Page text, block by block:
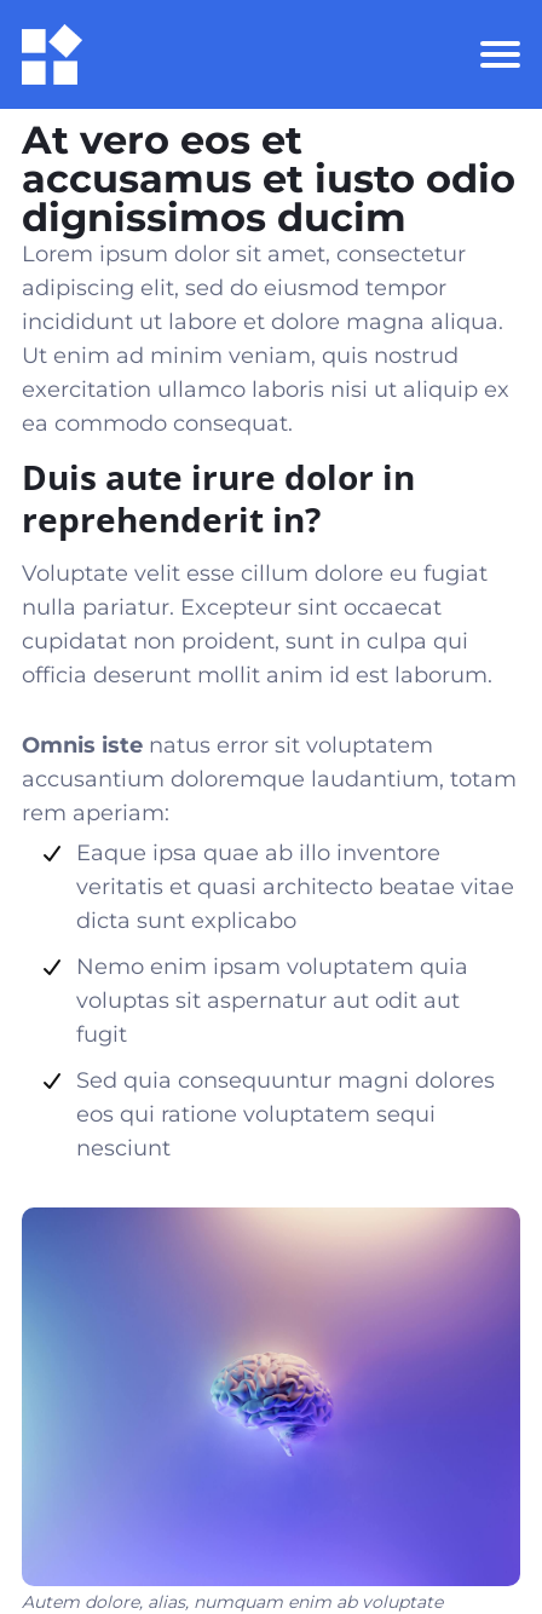
At vero eos et
accusamus et iusto odio
dignissimos ducim
Lorem ipsum dolor sit amet, consectetur
adipiscing elit, sed do eiusmod tempor
incididunt ut labore et dolore magna aliqua.
Ut enim ad minim veniam, quis nostrud
exercitation ullamco laboris nisi ut aliquip ex
ea commodo consequat.
Duis aute irure dolor in
reprehenderit in?
Voluptate velit esse cillum dolore eu fugiat
nulla pariatur. Excepteur sint occaecat
cupidatat non proident, sunt in culpa qui
officia deserunt mollit anim id est laborum.
Omnis iste natus error sit voluptatem
accusantium doloremque laudantium, totam
rem aperiam:
Eaque ipsa quae ab illo inventore
veritatis et quasi architecto beatae vitae
dicta sunt explicabo
Nemo enim ipsam voluptatem quia
voluptas sit aspernatur aut odit aut
fugit
Sed quia consequuntur magni dolores
eos qui ratione voluptatem sequi
nesciunt
Autem dolore, alias, numquam enim ab voluptate